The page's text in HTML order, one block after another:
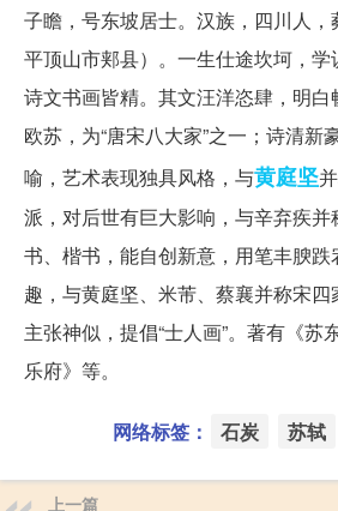
子瞻，号东坡居士。汉族，四川人
平顶山市郏县）。一生仕途坎坷，学
诗文书画皆精。其文汪洋恣肆，明
欧苏，为“唐宋八大家”之一；诗清新
喻，艺术表现独具风格，与黄庭坚
派，对后世有巨大影响，与辛弃疾
书、楷书，能自创新意，用笔丰腴跌
趣，与黄庭坚、米芾、蔡襄并称宋
主张神似，提倡“士人画”。著有《苏
乐府》等。
网络标签： 石炭 苏轼
上一篇